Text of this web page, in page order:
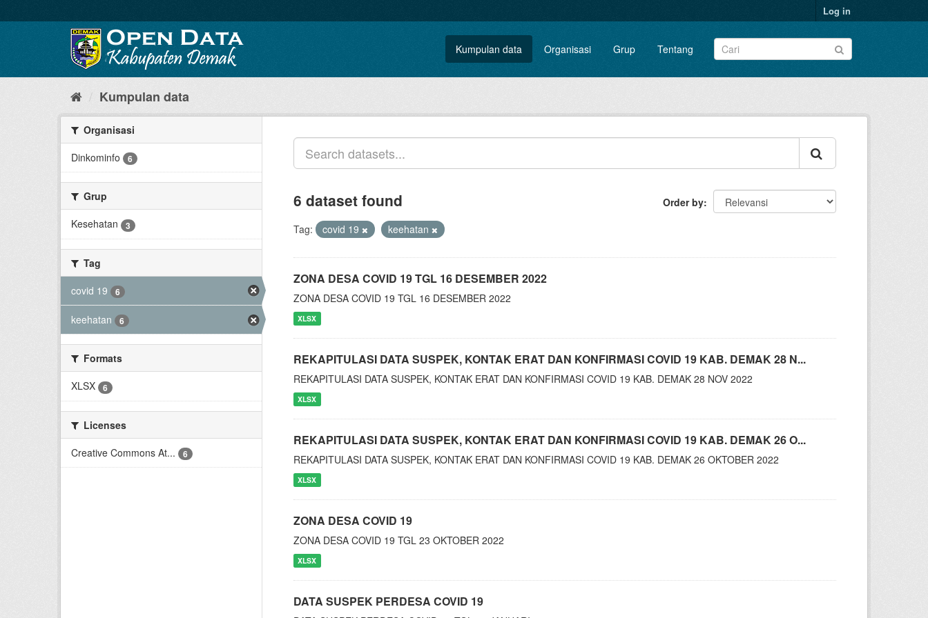
Log in
Kumpulan data Organisasi Grup Tentang
Kumpulan data
Organisasi
Dinkominfo
6
Grup
Kesehatan
3
Tag
covid 19
6
keehatan 6
Formats
XLSX
6
Licenses
Creative Commons At...
6
Order by
6 dataset found
Tag: covid 19 keehatan
ZONA DESA COVID 19 TGL 16 DESEMBER 2022
ZONA DESA COVID 19 TGL 16 DESEMBER 2022
XLSX
REKAPITULASI DATA SUSPEK, KONTAK ERAT DAN KONFIRMASI COVID 19 KAB. DEMAK 28 N...
REKAPITULASI DATA SUSPEK, KONTAK ERAT DAN KONFIRMASI COVID 19 KAB. DEMAK 28 NOV 2022
XLSX
REKAPITULASI DATA SUSPEK, KONTAK ERAT DAN KONFIRMASI COVID 19 KAB. DEMAK 26 O...
REKAPITULASI DATA SUSPEK, KONTAK ERAT DAN KONFIRMASI COVID 19 KAB. DEMAK 26 OKTOBER 2022
XLSX
ZONA DESA COVID 19
ZONA DESA COVID 19 TGL 23 OKTOBER 2022
XLSX
DATA SUSPEK PERDESA COVID 19